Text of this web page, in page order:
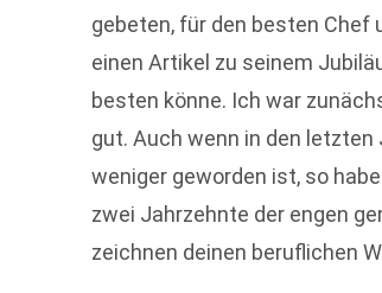
gebeten, für den besten Chef
einen Artikel zu seinem
besten könne. Ich war
gut. Auch wenn in den
weniger geworden ist, so
zwei Jahrzehnte der engen
zeichnen deinen beruflichen